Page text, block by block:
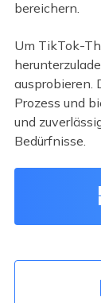
bereichern.
Um TikTok-
ausprobieren.
Prozess und
und
Bedürfnisse.